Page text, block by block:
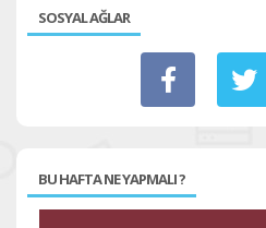
SOSYAL AĞLAR
BU HAFTA NE YAPMALI ?